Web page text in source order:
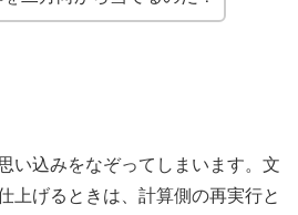
い込みをなぞってしまいます。文
上げるときは、計算側の再実行と